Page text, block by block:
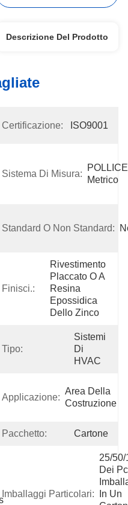
Descrizione Del Prodotto
Certificazione: ISO9001
Sistema Di Misura:
Metrico
Standard O Non Standard:
Finisci.:
Rivestimento
Placcato O A
Resina
Epossidica
Dello Zinco
Tipo:
Sistemi
Di
HVAC
Applicazione:
Area Della
Costruzione
Pacchetto: Cartone
Imballaggi Particolari:
25/50/
Dei Pc
In Un